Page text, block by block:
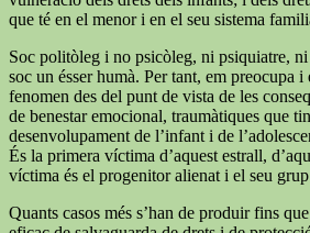
que té en el menor i en el seu sistema
Soc politòleg i no psicòleg, ni psiquiatre,
soc un ésser humà. Per tant, em preocupa i
fenomen des del punt de vista de les
de benestar emocional, traumàtiques que
desenvolupament de l’infant i de
És la primera víctima d’aquest estrall,
víctima és el progenitor alienat i el seu
Quants casos més s’han de produir fins